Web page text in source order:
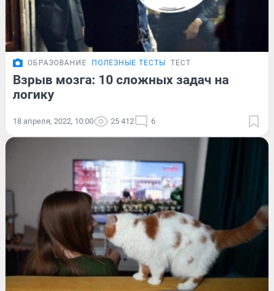
ОБРАЗОВАНИЕ ПОЛЕЗНЫЕ ТЕСТЫ ТЕСТ
Взрыв мозга: 10 сложных задач на
логику
18 апреля, 2022, 10:00 25 412 6